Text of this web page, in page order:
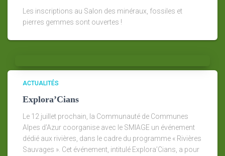
Les inscriptions au Salon des minéraux, fossiles et
pierres gemmes sont ouvertes !
ACTUALITÉS
Explora’Cians
Le 12 juillet prochain, la Communauté de Communes
Alpes d’Azur coorganise avec le SMIAGE un événement
dédié aux rivières, dans le cadre du programme « Rivières
Sauvages ». Cet événement, intitulé Explora’Cians, a pour